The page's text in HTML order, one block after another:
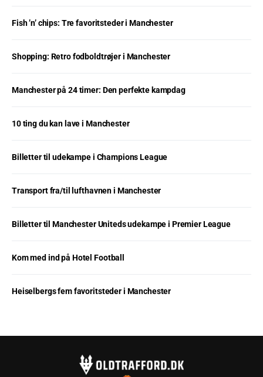
Fish ’n’ chips: Tre favoritsteder i Manchester
Shopping: Retro fodboldtrøjer i Manchester
Manchester på 24 timer: Den perfekte kampdag
10 ting du kan lave i Manchester
Billetter til udekampe i Champions League
Transport fra/til lufthavnen i Manchester
Billetter til Manchester Uniteds udekampe i Premier League
Kom med ind på Hotel Football
Heiselbergs fem favoritsteder i Manchester